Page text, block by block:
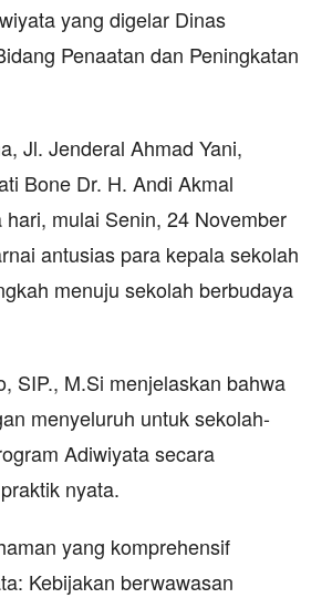
yang digelar Dinas
Penaatan dan Peningkatan
Jl. Jenderal Ahmad Yani,
Bone Dr. H. Andi Akmal
mulai Senin, 24 November
antusias para kepala sekolah
menuju sekolah berbudaya
SIP., M.Si menjelaskan bahwa
menyeluruh untuk sekolah-
Adiwiyata secara
nyata.
yang komprehensif
Kebijakan berwawasan